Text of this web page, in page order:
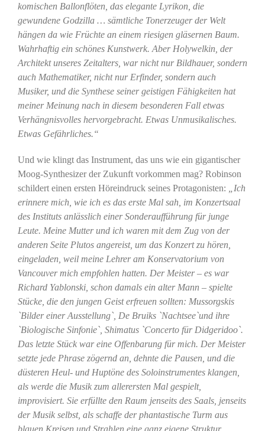
komischen Ballonflöten, das elegante Lyrikon, die
gewundene Godzilla … sämtliche Tonerzeuger der Welt
hängen da wie Früchte an einem riesigen gläsernen Baum.
Wahrhaftig ein schönes Kunstwerk. Aber Holywelkin, der
Architekt unseres Zeitalters, war nicht nur Bildhauer, sondern
auch Mathematiker, nicht nur Erfinder, sondern auch
Musiker, und die Synthese seiner geistigen Fähigkeiten hat
meiner Meinung nach in diesem besonderen Fall etwas
Verhängnisvolles hervorgebracht. Etwas Unmusikalisches.
Etwas Gefährliches.“
Und wie klingt das Instrument, das uns wie ein gigantischer
Moog-Synthesizer der Zukunft vorkommen mag? Robinson
schildert einen ersten Höreindruck seines Protagonisten:
„Ich
erinnere mich, wie ich es das erste Mal sah, im Konzertsaal
des Instituts anlässlich einer Sonderaufführung für junge
Leute. Meine Mutter und ich waren mit dem Zug von der
anderen Seite Plutos angereist, um das Konzert zu hören,
eingeladen, weil meine Lehrer am Konservatorium von
Vancouver mich empfohlen hatten. Der Meister – es war
Richard Yablonski, schon damals ein alter Mann – spielte
Stücke, die den jungen Geist erfreuen sollten: Mussorgskis
`Bilder einer Ausstellung`, De Bruiks `Nachtsee`und ihre
`Biologische Sinfonie`, Shimatus `Concerto für Didgeridoo`.
Das letzte Stück war eine Offenbarung für mich. Der Meister
setzte jede Phrase zögernd an, dehnte die Pausen, und die
düsteren Heul- und Huptöne des Soloinstrumentes klangen,
als werde die Musik zum allerersten Mal gespielt,
improvisiert. Sie erfüllte den Raum jenseits des Saals, jenseits
der Musik selbst, als schaffe der phantastische Turm aus
blauen Kreisen und Strahlen eine ganz eigene Struktur